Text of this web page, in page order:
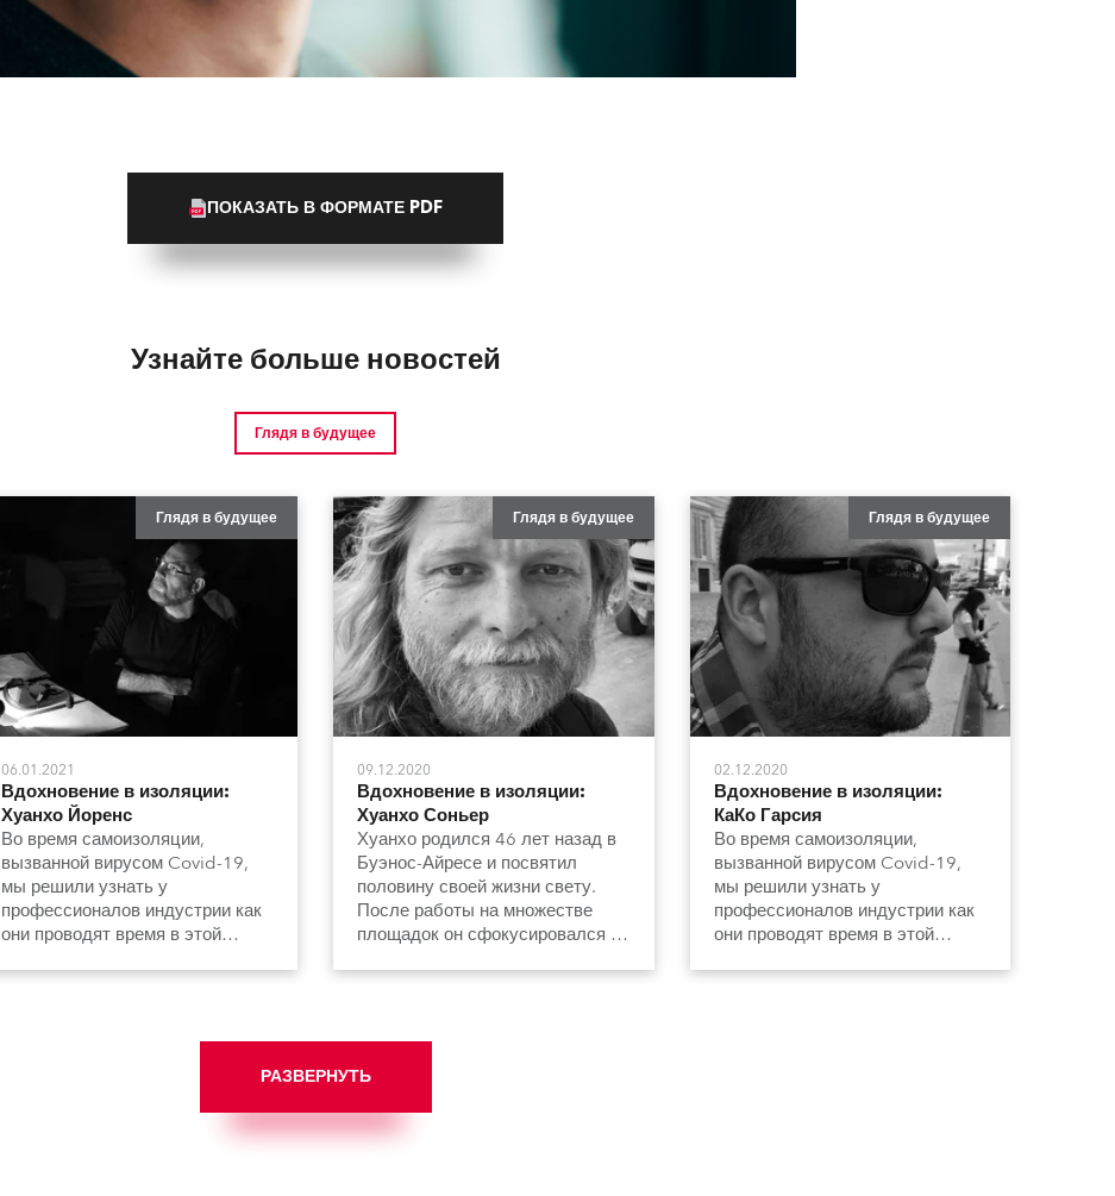
ПОКАЗАТЬ В ФОРМАТЕ PDF
Узнайте больше новостей
Глядя в будущее
Глядя в будущее
06.01.2021
Вдохновение в изоляции:
Хуанхо Йоренс
Во время самоизоляции,
вызванной вирусом Covid-19,
мы решили узнать у
профессионалов индустрии как
они проводят время в этой
Глядя в будущее
09.12.2020
Вдохновение в изоляции:
Хуанхо Соньер
Хуанхо родился 46 лет назад в
Буэнос-Айресе и посвятил
половину своей жизни свету.
После работы на множестве
площадок он сфокусировался на
процесса и стал художником по
Глядя в будущее
02.12.2020
Вдохновение в изоляции:
КаКо Гарсия
Во время самоизоляции,
вызванной вирусом Covid-19,
мы решили узнать у
профессионалов индустрии как
они проводят время в этой
РАЗВЕРНУТЬ